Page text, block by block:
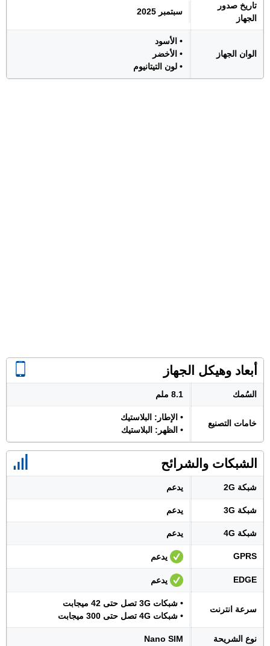
تاريخ صدور
الجهاز
سبتمبر 2025
الوان الجهاز
• الأسود
• الأخضر
• لون التيتانيوم
أبعاد وهيكل الجهاز
السُمك 8.1 ملم
خامات التصنيع
• الإطار: البلاستيك
• الظهر: البلاستيك
الشبكات والشرائح
شبكة 2G يدعم
شبكة 3G يدعم
شبكة 4G يدعم
GPRS يدعم
EDGE يدعم
سرعة انترنت
• شبكات 3G تصل حتى 42 ميجابت
• شبكات 4G تصل حتى 300 ميجابت
نوع الشريحة Nano SIM